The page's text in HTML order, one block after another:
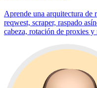
Aprende una arquitectura de
reqwest, scraper, raspado
cabeza, rotación de proxies